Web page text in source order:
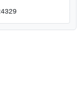
Palabras clave:
precaves